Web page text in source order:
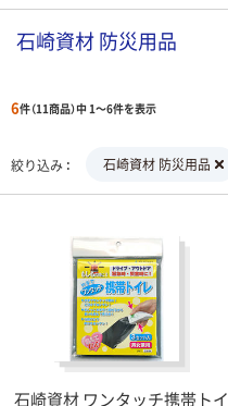
石崎資材 防災用品
6件（11商品）中 1～6件を表示
絞り込み 石崎資材 防災用品
石崎資材 ワンタッチ携帯トイ